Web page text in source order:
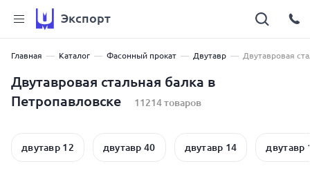
Экспорт
Главная Каталог Фасонный прокат Двутавр Двутавровая
Двутавровая стальная балка в
Петропавловске
11214 товаров
двутавр 12 двутавр 40 двутавр 14 двутавр